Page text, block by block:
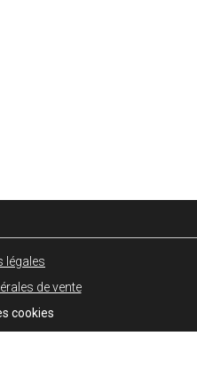
légales
de vente
cookies